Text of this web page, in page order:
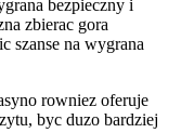
bezpieczny i
zbierac gora
szanse na wygrana
rowniez oferuje
byc duzo bardziej